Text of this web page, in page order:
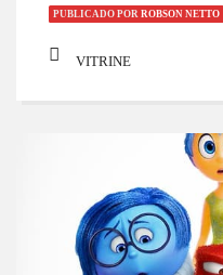
PUBLICADO POR ROBSON NETTO
VITRINE